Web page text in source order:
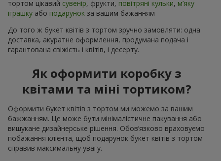
тортом цікавий сувенір, фрукти, повітряні кульки, м’яку
іграшку або подарунок за вашим бажанням
До того ж букет квітів з тортом зручно замовляти: одна
доставка, акуратне оформлення, продумана подача і
гарантована свіжість і квітів, і десерту.
Як оформити коробку з
квітами та міні тортиком?
Оформити букет квітів з тортом ми можемо за вашим
бажжанням. Це може бути мінімалістичне пакування або
вишукане дизайнерське рішення. Обов’язково враховуємо
побажання клієнта, щоб подарунок букет квітів з тортом
справив максимальну увагу.